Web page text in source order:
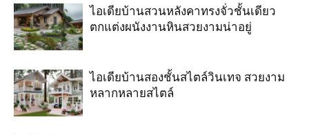
ไอเดียบ้านสวนหลังคาทรงจั่วชั้นเดียว
ตกแต่งผนังงานหินสวยงามน่าอยู่
ไอเดียบ้านสองชั้นสไตล์วินเทจ สวยงาม
หลากหลายสไตล์